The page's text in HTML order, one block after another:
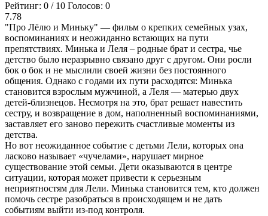
Рейтинг: 0 / 10 Голосов: 0
7.78
"Про Лёлю и Миньку" — фильм о крепких семейных узах,
воспоминаниях и неожиданно встающих на пути
препятствиях. Минька и Леля – родные брат и сестра, чье
детство было неразрывно связано друг с другом. Они росли
бок о бок и не мыслили своей жизни без постоянного
общения. Однако с годами их пути расходятся: Минька
становится взрослым мужчиной, а Леля — матерью двух
детей-близнецов. Несмотря на это, брат решает навестить
сестру, и возвращение в дом, наполненный воспоминаниями,
заставляет его заново пережить счастливые моменты из
детства.
Но вот неожиданное событие с детьми Лели, которых она
ласково называет «чучелами», нарушает мирное
существование этой семьи. Дети оказываются в центре
ситуации, которая может привести к серьезным
неприятностям для Лели. Минька становится тем, кто должен
помочь сестре разобраться в происходящем и не дать
событиям выйти из-под контроля.